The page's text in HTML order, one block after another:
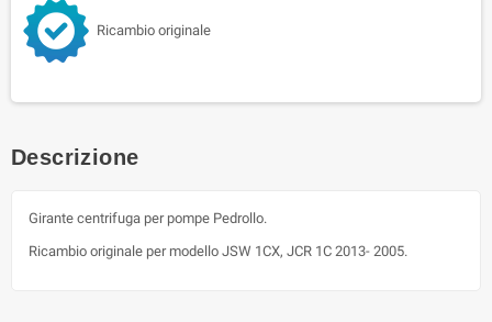
Ricambio originale
Descrizione
Girante centrifuga per pompe Pedrollo.
Ricambio originale per modello JSW 1CX, JCR 1C 2013- 2005.